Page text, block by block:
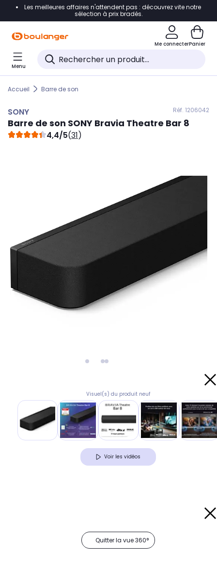
Accéder directement à la navigation
Accéder directement au pied de page
Accéder directement au chatbot
Les meilleures affaires n'attendent pas : découvrez vite notre
sélection à prix bradés.
Me connecterPanier
Menu
Accueil Barre de son
SONY Réf. 1206042
Barre de son SONY Bravia Theatre Bar 8
4,4/5(31)
Visuel(s) du produit neuf
Voir les vidéos
Quitter la vue 360°